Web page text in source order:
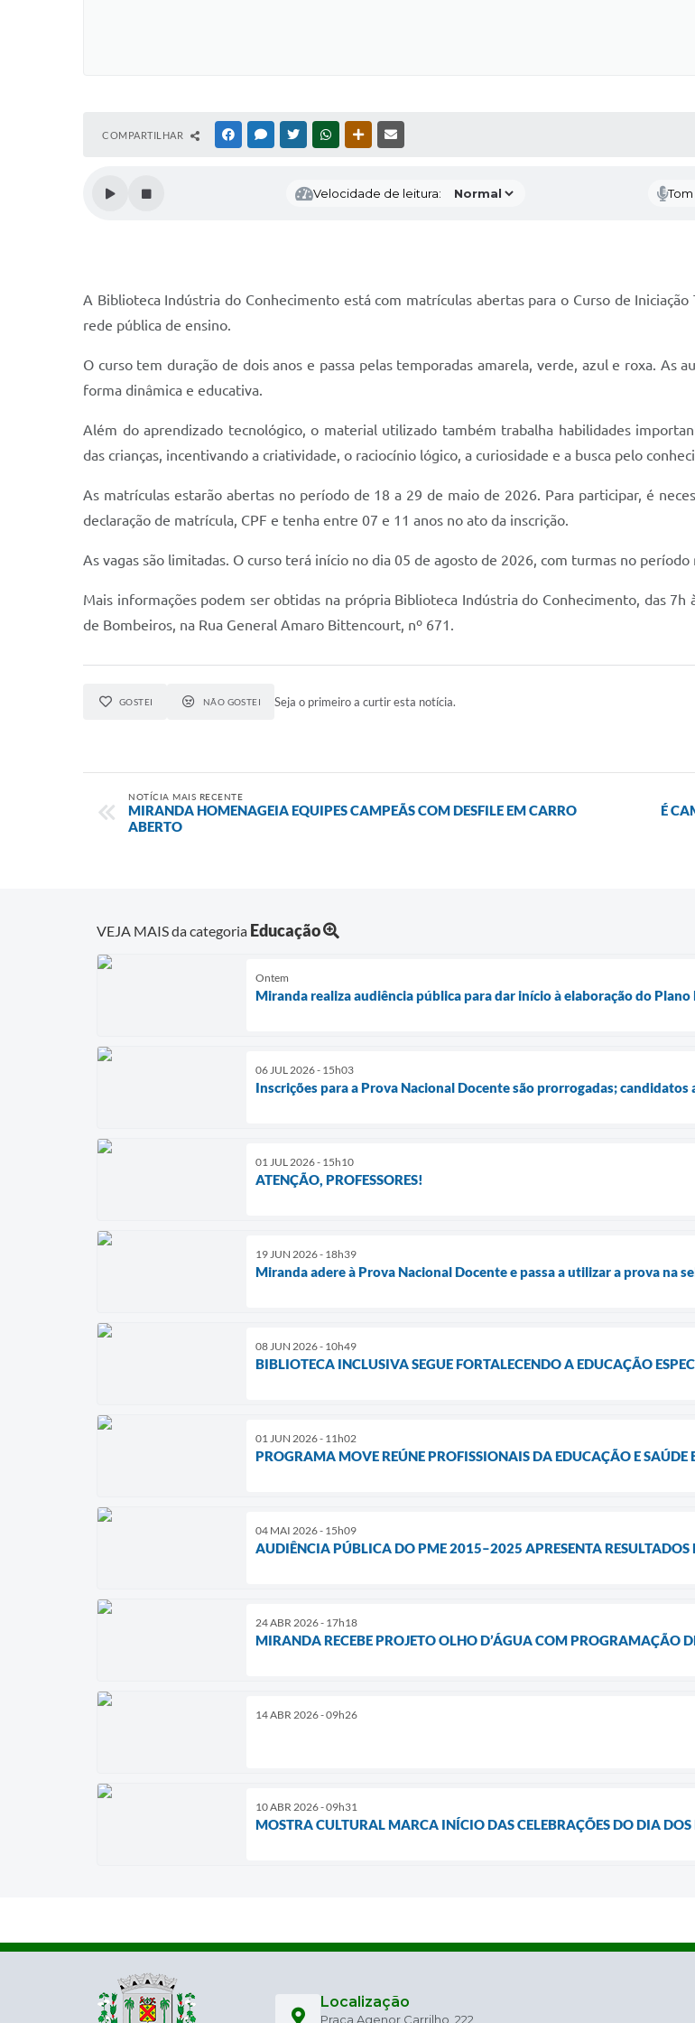
COMPARTILHAR FACEBOOKMESSENGER
TWITTERWHATSAPPOUTRAS MÍDIAS
Velocidade de leitura:
A Biblioteca Indústria do Conhecimento está com matrículas abertas para o Curso de
rede pública de ensino.
O curso tem duração de dois anos e passa pelas temporadas amarela, verde, azul e roxa. As
forma dinâmica e educativa.
Além do aprendizado tecnológico, o material utilizado também trabalha habilidades
das crianças, incentivando a criatividade, o raciocínio lógico, a curiosidade e a busca pelo
As matrículas estarão abertas no período de 18 a 29 de maio de 2026. Para participar, é
declaração de matrícula, CPF e tenha entre 07 e 11 anos no ato da inscrição.
As vagas são limitadas. O curso terá início no dia 05 de agosto de 2026, com turmas no
Mais informações podem ser obtidas na própria Biblioteca Indústria do Conhecimento, das
de Bombeiros, na Rua General Amaro Bittencourt, nº 671.
GOSTEI NÃO GOSTEI Seja o primeiro a curtir esta notícia.
NOTÍCIA MAIS RECENTE
MIRANDA HOMENAGEIA EQUIPES CAMPEÃS COM DESFILE EM CARRO
ABERTO
É
VEJA MAIS da categoria Educação
Ontem
Miranda realiza audiência pública para dar início à elaboração do
06 JUL 2026 - 15h03
Inscrições para a Prova Nacional Docente são prorrogadas;
01 JUL 2026 - 15h10
ATENÇÃO, PROFESSORES!
19 JUN 2026 - 18h39
Miranda adere à Prova Nacional Docente e passa a utilizar a prova na
08 JUN 2026 - 10h49
BIBLIOTECA INCLUSIVA SEGUE FORTALECENDO A EDUCAÇÃO
01 JUN 2026 - 11h02
PROGRAMA MOVE REÚNE PROFISSIONAIS DA EDUCAÇÃO E
04 MAI 2026 - 15h09
AUDIÊNCIA PÚBLICA DO PME 2015–2025 APRESENTA
24 ABR 2026 - 17h18
MIRANDA RECEBE PROJETO OLHO D’ÁGUA COM PROGRAMAÇÃO
14 ABR 2026 - 09h26
10 ABR 2026 - 09h31
MOSTRA CULTURAL MARCA INÍCIO DAS CELEBRAÇÕES DO DIA
Localização
Praça Agenor Carrilho, 222